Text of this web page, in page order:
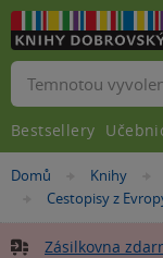
Nacházíte
Domů »Knihy
»
Cestopisy z
Zásilkovna
Vyhledávání
Bestsellery